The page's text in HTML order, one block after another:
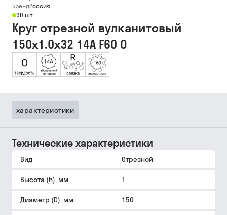
БрендРоссия
90 шт
Круг отрезной вулканитовый
150х1.0х32 14А F60 O
характеристики
Технические характеристики
Вид Отрезной
Высота (h), мм 1
Диаметр (D), мм 150